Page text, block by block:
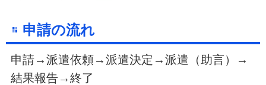
申請の流れ
申請→派遣依頼→派遣決定→派遣（助言）→
結果報告→終了